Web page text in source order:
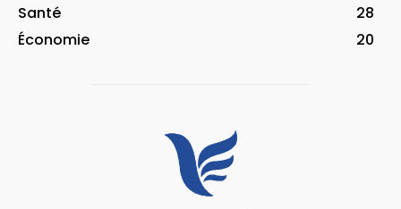
Santé
28
Économie
20